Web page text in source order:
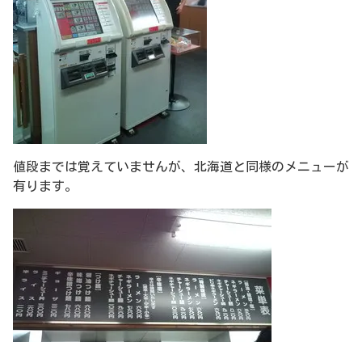
値段までは覚えていませんが、北海道と同様のメニューが
有ります。